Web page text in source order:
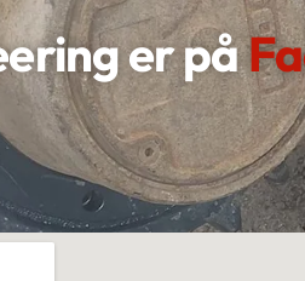
er ​på